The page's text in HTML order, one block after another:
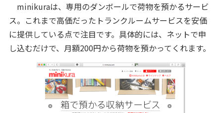
minikuraは、専用のダンボールで荷物を預かるサービ
ス。これまで高価だったトランクルームサービスを安価
に提供している点で注目です。具体的には、ネットで申
し込むだけで、月額200円から荷物を預かってくれます。